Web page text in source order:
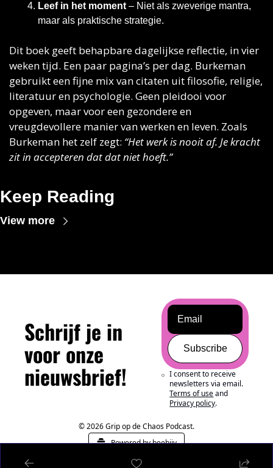
Leef in het moment – Niet als zweverige mantra,
maar als praktische strategie.
Dit boek geeft behapbare dagelijkse reflectie, in vier
weken tijd. Een paar pagina’s per dag. Burkeman
gebruikt een fijne mix van citaten uit filosofie, religie,
literatuur en psychologie. Geen pleidooi voor
opgeven, maar voor een gezondere en
vreugdevollere manier van werken en leven. Zoals
Burkeman het zelf zegt: “Het werk is nooit af. Je kracht
zit in accepteren dat dat niet hoeft.”
Keep Reading
View more
Schrijf je in
voor onze
nieuwsbrief!
Subscribe
I consent to receive
newsletters via email.
Terms of useand
Privacy policy.
© 2026 Grip op de Chaos Podcast.
Powered by beehiiv